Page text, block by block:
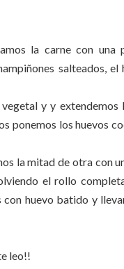
la carne con una
salteados,
y y
ponemos los huevos
la mitad de otra con
el rollo
huevo batido y
leo!!